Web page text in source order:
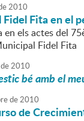
2010
Fita en el
els actes del
Fidel Fita
de2010
bé amb el
de2010
de